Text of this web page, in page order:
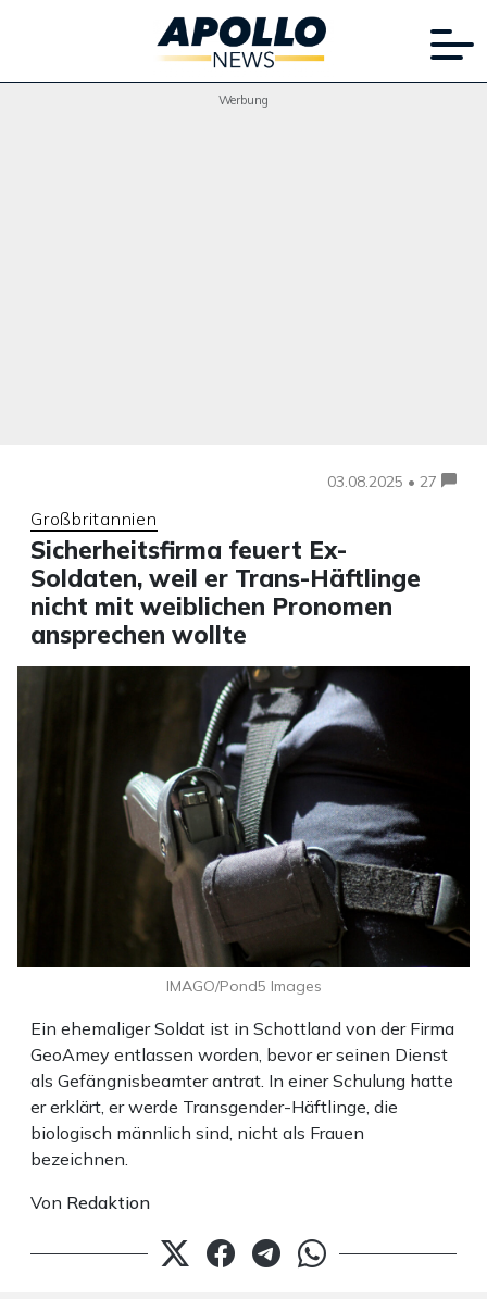
Werbung
03.08.2025 • 27
Großbritannien
Sicherheitsfirma feuert Ex-
Soldaten, weil er Trans-Häftlinge
nicht mit weiblichen Pronomen
ansprechen wollte
Ein ehemaliger Soldat ist in Schottland von der Firma
GeoAmey entlassen worden, bevor er seinen Dienst
als Gefängnisbeamter antrat. In einer Schulung hatte
er erklärt, er werde Transgender-Häftlinge, die
biologisch männlich sind, nicht als Frauen
bezeichnen.
Von Redaktion
IMAGO/Pond5 Images